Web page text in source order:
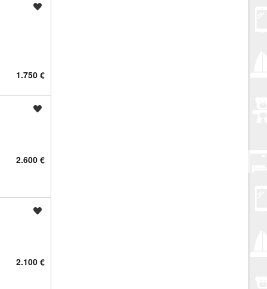
1.750 €
2.600 €
2.100 €